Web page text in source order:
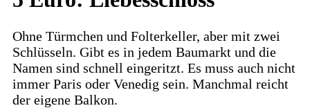
Ohne Türmchen und Folterkeller, aber mit zwei
Schlüsseln. Gibt es in jedem Baumarkt und die
Namen sind schnell eingeritzt. Es muss auch nicht
immer Paris oder Venedig sein. Manchmal reicht
der eigene Balkon.